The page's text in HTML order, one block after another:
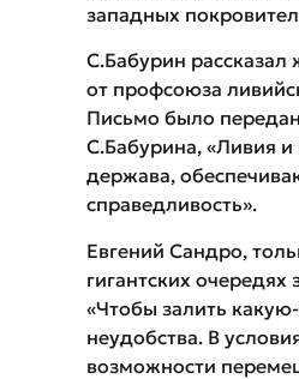
западных
С.Бабурин
от профсоюза
Письмо было
С.Бабурина, «Ливия
держава,
справедливость».
Евгений Сандро,
гигантских
«Чтобы залить
неудобства. В
возможности